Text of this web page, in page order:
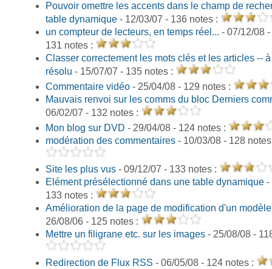
Pouvoir omettre les accents dans le champ de
table dynamique - 12/03/07 - 136 notes :
un compteur de lecteurs, en temps réel... - 07/12/08 -
131 notes :
Classer correctement les mots clés et les articles --
résolu - 15/07/07 - 135 notes :
Commentaire vidéo - 25/04/08 - 129 notes :
Mauvais renvoi sur les comms du bloc Derniers
06/02/07 - 132 notes :
Mon blog sur DVD - 29/04/08 - 124 notes :
modération des commentaires - 10/03/08 - 128
Site les plus vus - 09/12/07 - 133 notes :
Elément présélectionné dans une table dynamique -
133 notes :
Amélioration de la page de modification d'un
26/08/06 - 125 notes :
Mettre un filigrane etc. sur les images - 25/08/08 -
Redirection de Flux RSS - 06/05/08 - 124 notes :